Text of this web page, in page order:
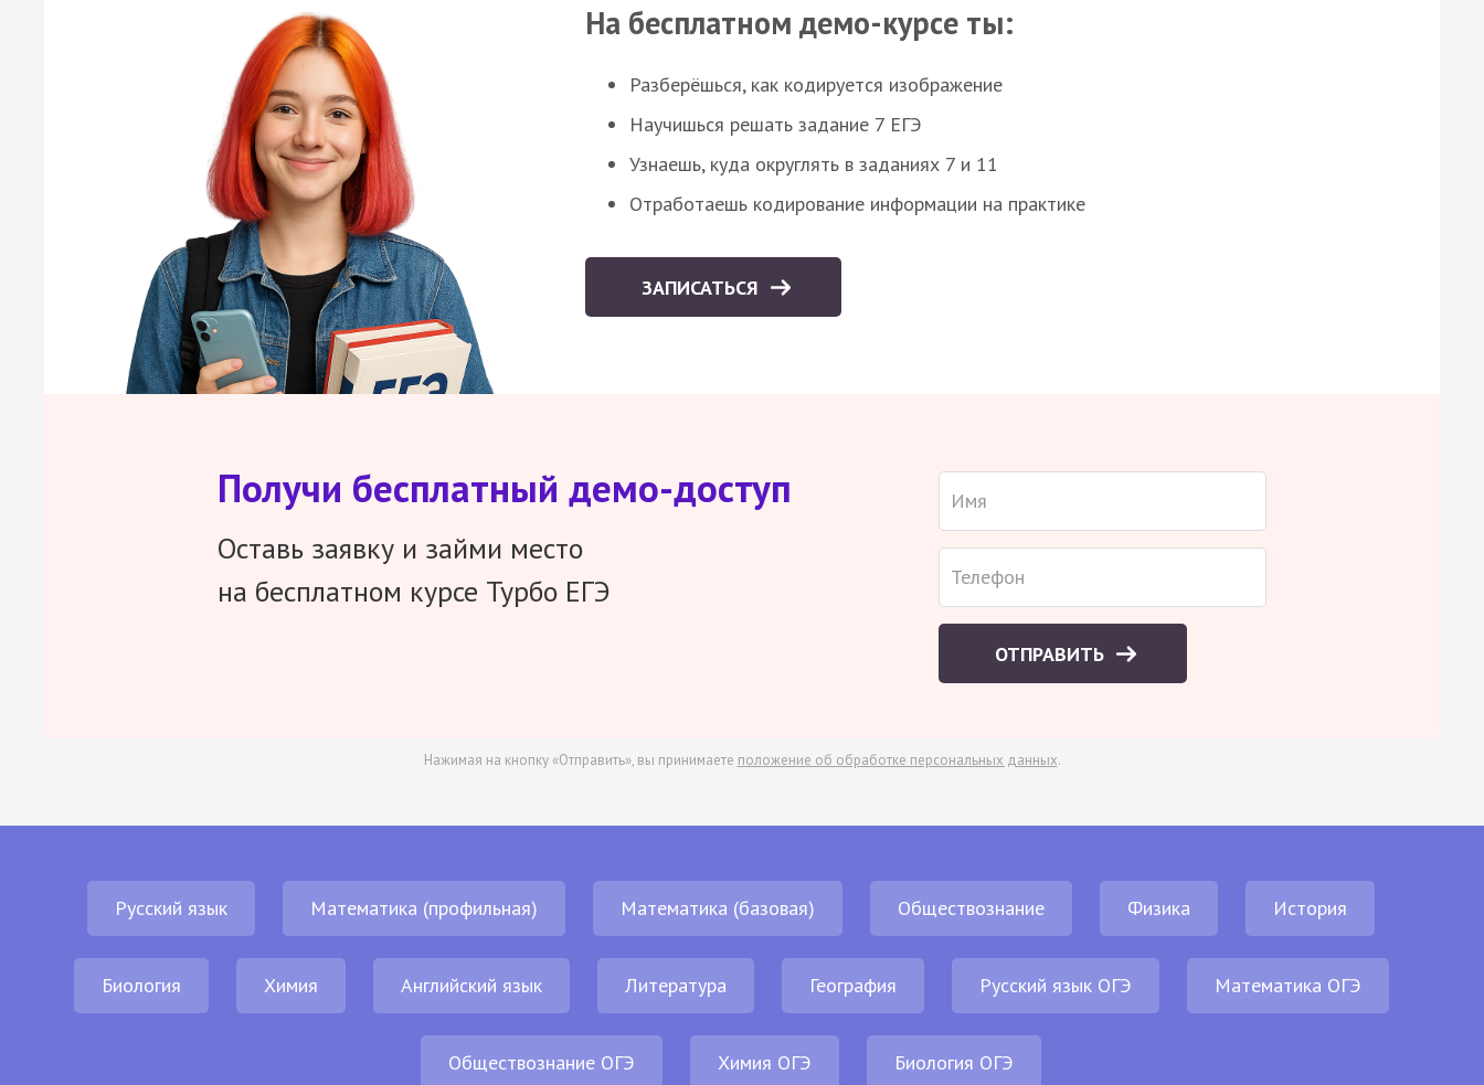
На бесплатном демо-курсе ты:
Разберёшься, как кодируется изображение
Научишься решать задание 7 ЕГЭ
Узнаешь, куда округлять в заданиях 7 и 11
Отработаешь кодирование информации на практике
ЗАПИСАТЬСЯ
Получи бесплатный демо-доступ
Оставь заявку и займи место
на бесплатном курсе Турбо ЕГЭ
ОТПРАВИТЬ
Нажимая на кнопку «Отправить», вы принимаете положение об обработке персональных данных.
Русский язык Математика (профильная) Математика (базовая) Обществознание Физика История
Биология Химия Английский язык Литература География Русский язык ОГЭ Математика ОГЭ
Обществознание ОГЭ Химия ОГЭ Биология ОГЭ